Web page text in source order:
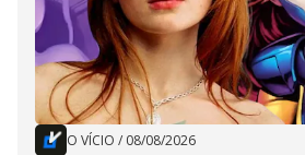
O VÍCIO / 08/08/2026